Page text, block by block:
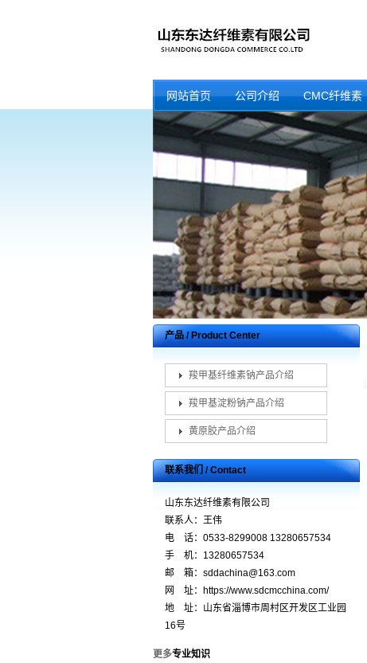
网站首页 公司介绍 CMC纤维素
产品 / Product Center
羧甲基纤维素钠产品介绍
羧甲基淀粉钠产品介绍
黄原胶产品介绍
联系我们 / Contact
山东东达纤维素有限公司
联系人：王伟
电 话：0533-8299008 13280657534
手 机：13280657534
邮 箱：sddachina@163.com
网 址：https://www.sdcmcchina.com/
地 址：山东省淄博市周村区开发区工业园
16号
更多专业知识